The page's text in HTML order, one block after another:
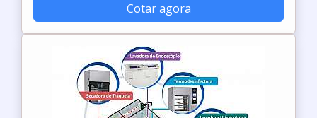
Cotar agora